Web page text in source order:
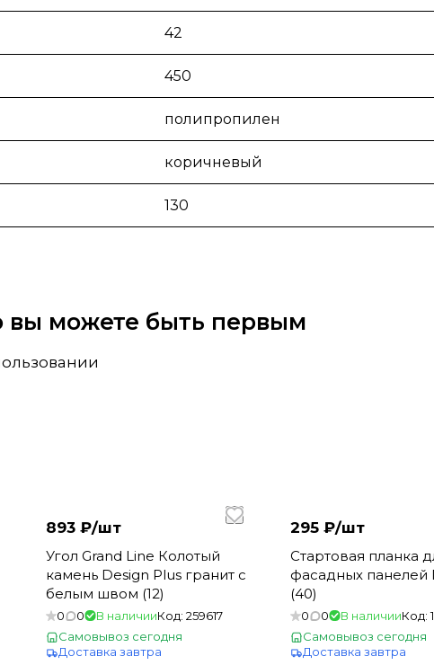
42
450
полипропилен
коричневый
130
вы можете быть первым
893 ₽/шт
Угол Grand Line Колотый
камень Design Plus гранит с
белым швом (12)
0 0 В наличииКод: 259617
Самовывоз сегодня
Доставка завтра
295 ₽/шт
Стартовая планка
фасадных панелей
(40)
0 0 В наличииКод:
Самовывоз сегодня
Доставка завтра